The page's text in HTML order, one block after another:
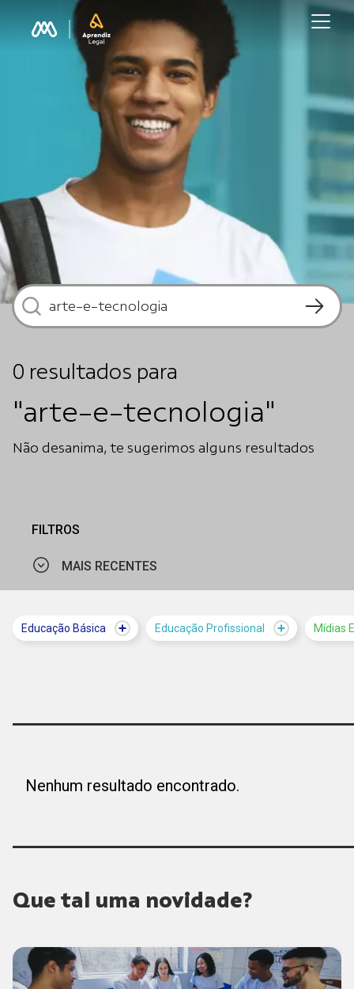
0 resultados para
"arte-e-tecnologia"
Não desanima, te sugerimos alguns resultados
FILTROS
MAIS RECENTES
Educação Básica Educação Profissional Mídias
Nenhum resultado encontrado.
Que tal uma novidade?